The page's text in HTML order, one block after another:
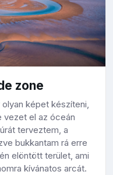
zone
képet készíteni,
vezet el az óceán
terveztem, a
bukkantam rá erre
elöntött terület, ami
kívánatos arcát.